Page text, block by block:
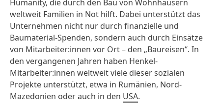
Humanity, die durch den Bau von Wohnhäusern
weltweit Familien in Not hilft. Dabei unterstützt das
Unternehmen nicht nur durch finanzielle und
Baumaterial-Spenden, sondern auch durch Einsätze
von Mitarbeiter:innen vor Ort – den „Baureisen“. In
den vergangenen Jahren haben Henkel-
Mitarbeiter:innen weltweit viele dieser sozialen
Projekte unterstützt, etwa in Rumänien, Nord-
Mazedonien oder auch in den USA.